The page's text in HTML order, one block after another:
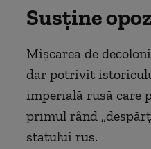
Susține
Mișcarea de
dar potrivit
imperială rusă care
primul rând
statului rus.